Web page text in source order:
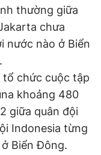
thường giữa
chưa
nước nào ở Biển
tổ chức cuộc tập
khoảng 480
giữa quân đội
Indonesia từng
Biển Đông.